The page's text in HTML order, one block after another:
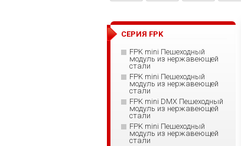
СЕРИЯ FPK
FPK mini Пешеходный
модуль из нержавеющей
стали
FPK mini Пешеходный
модуль из нержавеющей
стали
FPK mini DMX Пешеходный
модуль из нержавеющей
стали
FPK mini Пешеходный
модуль из нержавеющей
стали